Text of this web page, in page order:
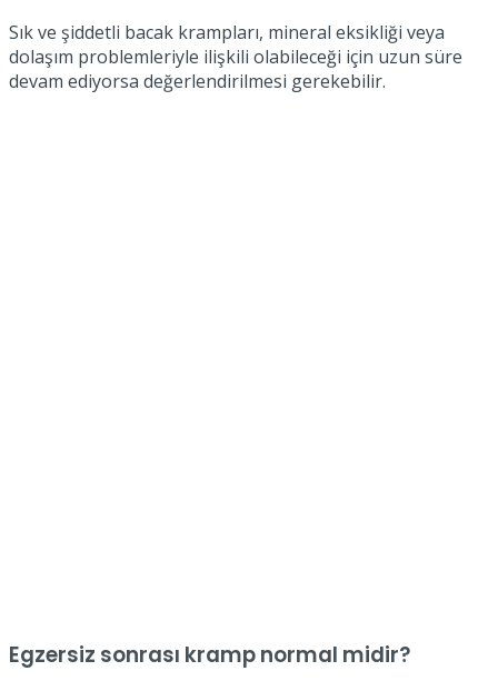
Sık ve şiddetli bacak krampları, mineral eksikliği veya
dolaşım problemleriyle ilişkili olabileceği için uzun süre
devam ediyorsa değerlendirilmesi gerekebilir.
Egzersiz sonrası kramp normal midir?